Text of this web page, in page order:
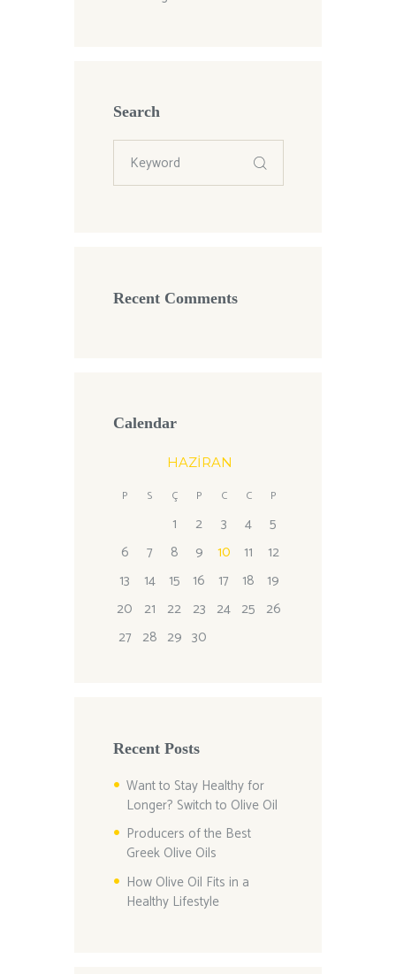
Search
Recent Comments
Calendar
HAZIRAN
P S Ç P C C P
1 2 3 4
5
6
7 8 9 10 11
12
13
14 15 16 17 18
19
20 21 22 23 24 25 26
27 28 29 30
Recent Posts
Want to Stay Healthy for
Longer? Switch to Olive Oil
Producers of the Best
Greek Olive Oils
How Olive Oil Fits in a
Healthy Lifestyle